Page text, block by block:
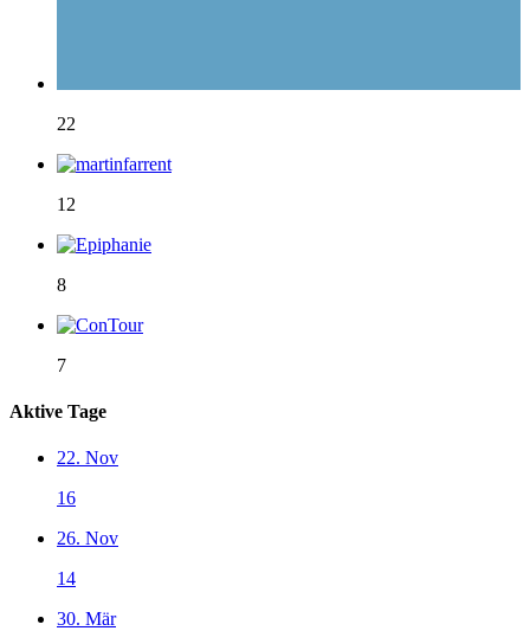
22
12
8
7
Aktive Tage
22. Nov
16
26. Nov
14
30. Mär